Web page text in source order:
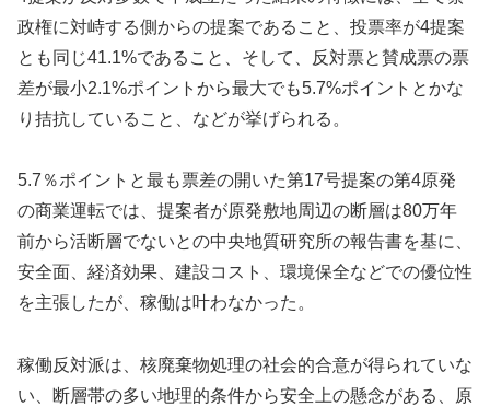
政権に対峙する側からの提案であること、投票率が4提案
とも同じ41.1%であること、そして、反対票と賛成票の票
差が最小2.1%ポイントから最大でも5.7%ポイントとかな
り拮抗していること、などが挙げられる。
5.7％ポイントと最も票差の開いた第17号提案の第4原発
の商業運転では、提案者が原発敷地周辺の断層は80万年
前から活断層でないとの中央地質研究所の報告書を基に、
安全面、経済効果、建設コスト、環境保全などでの優位性
を主張したが、稼働は叶わなかった。
稼働反対派は、核廃棄物処理の社会的合意が得られていな
い、断層帯の多い地理的条件から安全上の懸念がある、原